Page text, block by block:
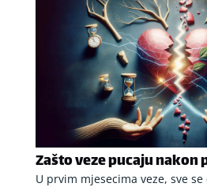
Zašto veze pucaju nakon
U prvim mjesecima veze, sve